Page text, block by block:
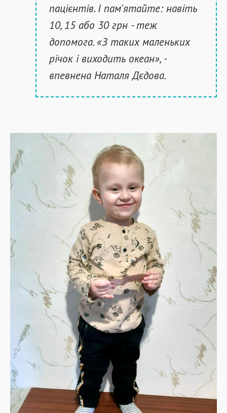
пацієнтів. І пам'ятайте: навіть
10, 15 або 30 грн - теж
допомога. «З таких маленьких
річок і виходить океан», -
впевнена Наталя Дєдова.